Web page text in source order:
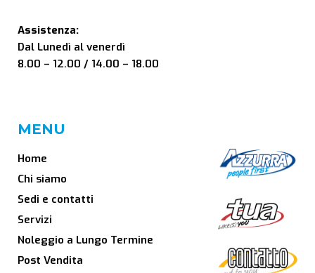
Assistenza:
Dal Lunedì al venerdì
8.00 – 12.00 / 14.00 – 18.00
MENU
Home
Chi siamo
Sedi e contatti
Servizi
Noleggio a Lungo Termine
Post Vendita